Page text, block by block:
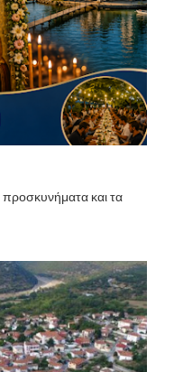
και τα